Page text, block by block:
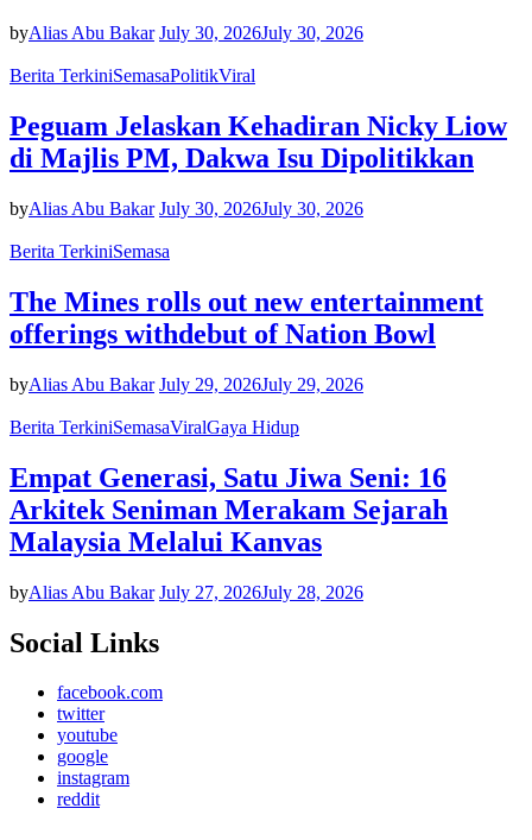
byAlias Abu Bakar July 30, 2026July 30, 2026
Berita TerkiniSemasaPolitikViral
Peguam Jelaskan Kehadiran Nicky Liow
di Majlis PM, Dakwa Isu Dipolitikkan
byAlias Abu Bakar July 30, 2026July 30, 2026
Berita TerkiniSemasa
The Mines rolls out new entertainment
offerings withdebut of Nation Bowl
byAlias Abu Bakar July 29, 2026July 29, 2026
Berita TerkiniSemasaViralGaya Hidup
Empat Generasi, Satu Jiwa Seni: 16
Arkitek Seniman Merakam Sejarah
Malaysia Melalui Kanvas
byAlias Abu Bakar July 27, 2026July 28, 2026
Social Links
facebook.com
twitter
youtube
google
instagram
reddit